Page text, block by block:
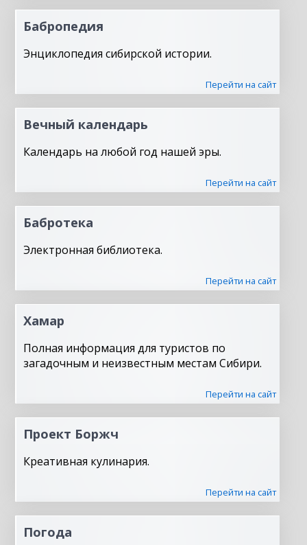
Бабропедия
Энциклопедия сибирской истории.
Перейти на сайт
Вечный календарь
Календарь на любой год нашей эры.
Перейти на сайт
Бабротека
Электронная библиотека.
Перейти на сайт
Хамар
Полная информация для туристов по
загадочным и неизвестным местам Сибири.
Перейти на сайт
Проект Боржч
Креативная кулинария.
Перейти на сайт
Погода